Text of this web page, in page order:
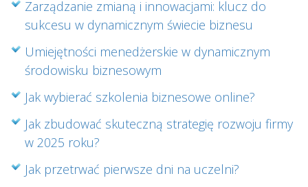
Zarządzanie zmianą i innowacjami: klucz do
sukcesu w dynamicznym świecie biznesu
Umiejętności menedżerskie w dynamicznym
środowisku biznesowym
Jak wybierać szkolenia biznesowe online?
Jak zbudować skuteczną strategię rozwoju firmy
w 2025 roku?
Jak przetrwać pierwsze dni na uczelni?